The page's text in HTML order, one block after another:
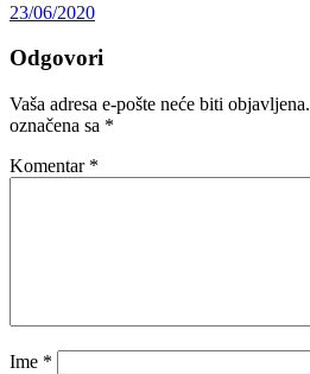
23/06/2020
Odgovori
Vaša adresa e-pošte neće biti objavljena.
označena sa *
Komentar *
Ime *